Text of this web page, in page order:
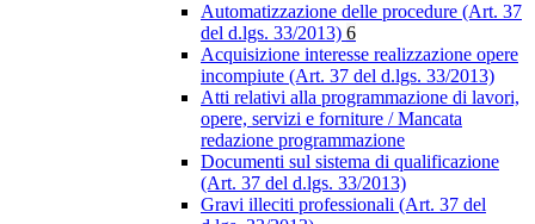
Automatizzazione delle procedure (Art. 37
del d.lgs. 33/2013) 6
Acquisizione interesse realizzazione opere
incompiute (Art. 37 del d.lgs. 33/2013)
Atti relativi alla programmazione di lavori,
opere, servizi e forniture / Mancata
redazione programmazione
Documenti sul sistema di qualificazione
(Art. 37 del d.lgs. 33/2013)
Gravi illeciti professionali (Art. 37 del